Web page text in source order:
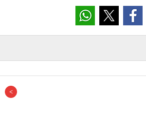
الكورية الجنوبية للأنباء إلى ارتفاع
القوي على السيارتين موسو
من السيارات متعددة الأغراض ذات